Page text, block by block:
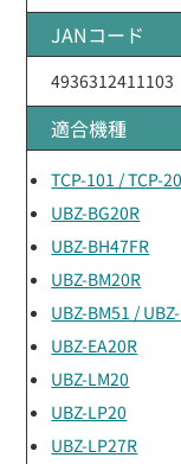
JANコード
4936312411103
適合機種
TCP-101 / TCP-
UBZ-BG20R
UBZ-BH47FR
UBZ-BM20R
UBZ-BM51 /
UBZ-EA20R
UBZ-LM20
UBZ-LP20
UBZ-LP27R